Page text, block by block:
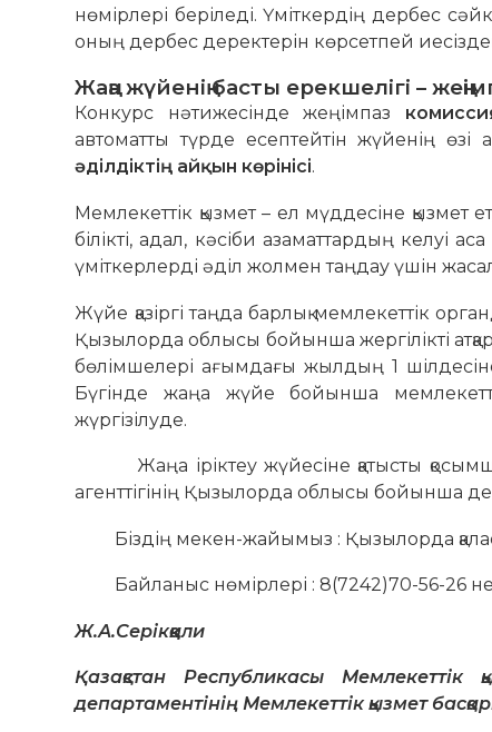
нөмірлері беріледі. Үміткердің дербес
оның дербес деректерін көрсетпей
Жаңа жүйенің басты ерекшелігі –
Конкурс нәтижесінде жеңімпаз
автоматты түрде есептейтін жүйенің
әділдіктің айқын көрінісі.
Мемлекеттік қызмет – ел мүддесіне қызмет
білікті, адал, кәсіби азаматтардың келуі
үміткерлерді әділ жолмен таңдау үшін
Жүйе қазіргі таңда барлық мемлекеттік
Қызылорда облысы бойынша жергілікті
бөлімшелері ағымдағы жылдың 1
Бүгінде жаңа жүйе бойынша
жүргізілуде.
Жаңа іріктеу жүйесіне қатысты қосымша
агенттігінің Қызылорда облысы бойынша
Біздің мекен-жайымыз : Қызылорда
Байланыс нөмірлері : 8(7242)70-56-26
Ж.А.Серікққали
Қазақстан Республикасы Мемлекеттік
департаментінің Мемлекеттік қызмет